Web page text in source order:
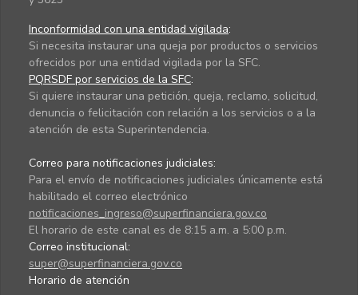
Inconformidad con una entidad vigilada:
Si necesita instaurar una queja por productos o servicios
ofrecidos por una entidad vigilada por la SFC.
PQRSDF por servicios de la SFC:
Si quiere instaurar una petición, queja, reclamo, solicitud,
denuncia o felicitación con relación a los servicios o a la
atención de esta Superintendencia.
Correo para notificaciones judiciales:
Para el envío de notificaciones judiciales únicamente está
habilitado el correo electrónico
notificaciones_ingreso@superfinanciera.gov.co
El horario de este canal es de 8:15 a.m. a 5:00 p.m.
Correo institucional:
super@superfinanciera.gov.co
Horario de atención